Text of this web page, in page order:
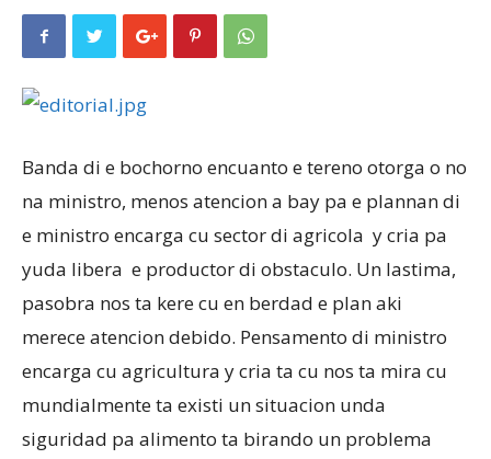
Aruba
Banda di e bochorno encuanto e tereno otorga o no
na ministro, menos atencion a bay pa e plannan di
e ministro encarga cu sector di agricola y cria pa
yuda libera e productor di obstaculo. Un lastima,
pasobra nos ta kere cu en berdad e plan aki
merece atencion debido. Pensamento di ministro
encarga cu agricultura y cria ta cu nos ta mira cu
mundialmente ta existi un situacion unda
siguridad pa alimento ta birando un problema